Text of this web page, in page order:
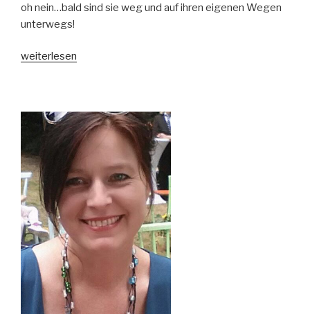
oh nein…bald sind sie weg und auf ihren eigenen Wegen
unterwegs!
„Ich
weiterlesen